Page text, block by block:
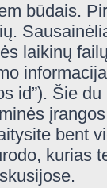
būdais.
laikinų
id”). Šie
bent
kurias